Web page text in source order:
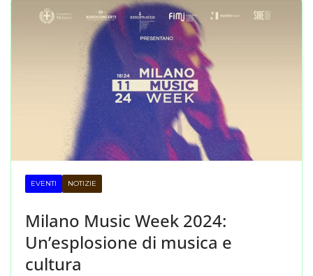
EVENTI NOTIZIE
Milano Music Week 2024:
Un’esplosione di musica e
cultura